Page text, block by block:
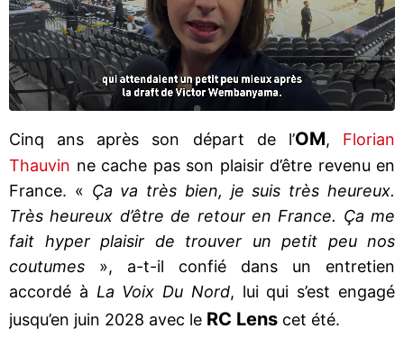
Cinq ans après son départ de l’OM, Florian
Thauvin ne cache pas son plaisir d’être revenu en
France. « Ça va très bien, je suis très heureux.
Très heureux d’être de retour en France. Ça me
fait hyper plaisir de trouver un petit peu nos
coutumes », a-t-il confié dans un entretien
accordé à La Voix Du Nord, lui qui s’est engagé
jusqu’en juin 2028 avec le RC Lens cet été.